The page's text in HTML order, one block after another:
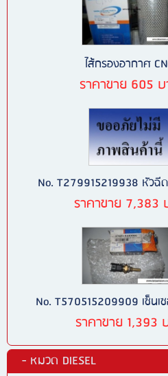
ไส้กรองอากาศ
ราคาขาย 605
No. T279915219938 หัวฉี
ราคาขาย 7,383
No. T570515209909 เซ็นเ
ราคาขาย 1,393
- หมวด DIESEL